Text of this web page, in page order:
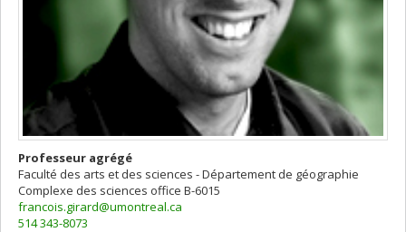
Professeur agrégé
Faculté des arts et des sciences - Département de géographie
Complexe des sciences office B-6015
francois.girard@umontreal.ca
514 343-8073